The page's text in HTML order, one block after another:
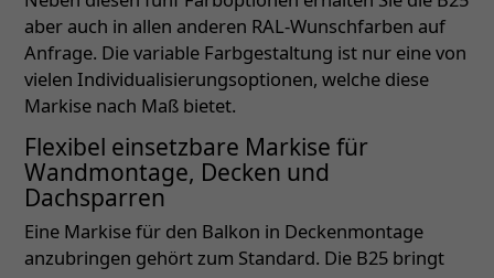
aber auch in allen anderen RAL-Wunschfarben auf
Anfrage. Die variable Farbgestaltung ist nur eine von
vielen Individualisierungsoptionen, welche diese
Markise nach Maß bietet.
Flexibel einsetzbare Markise für
Wandmontage, Decken und
Dachsparren
Eine Markise für den Balkon in Deckenmontage
anzubringen gehört zum Standard. Die B25 bringt